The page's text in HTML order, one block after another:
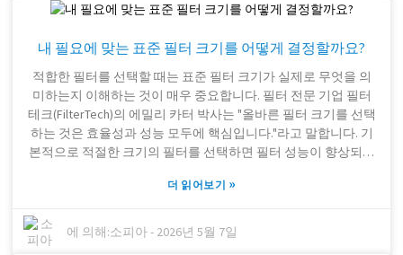
기나 4단계 정수기의 가격은 천차만별이므로, 선택하기 전에 기
직히 말해서, 많은 사람들이 초기 구매 비용에만 집중하고 장기
돈을 절약해 줄지 모르지만, 장기적으로는 유지 보수 및 부품 교
체 비용으로 더 많은 돈을 쓰게 될 수 있습니다. 싱크대 정수기를
고를 때는 단순히 가격이 저렴한 제품을 찾는 것이 아니라, 건강
과 마음의 평화를 위해 투자하는 것입니다. 시간을 조금 더 들여
꼼꼼히 생각해보면 성급하게 결정하기보다는 더 현명하고 정보
에 입각한 선택을 할 수 있습니다.
내 필요에 맞는 표준 필터 크기를 어떻게 결정할까요?
적합한 필터를 선택할 때는 표준 필터 크기가 실제로 무엇을 의
미하는지 이해하는 것이 매우 중요합니다. 필터 전문 기업 필터
테크(FilterTech)의 에밀리 카터 박사는 "올바른 필터 크기를 선택
하는 것은 효율성과 성능 모두에 핵심입니다."라고 말합니다. 기
본적으로 적절한 크기의 필터를 선택하면 필터 성능이 향상되고
가 다릅니다. 자동차, HVAC 시스템, 중공업 설비 등 각 분야마다
터를 선택하여 발생하는 비효율성이나 장기적인 비용 증가 문제
를 예방할 수 있습니다. 맞지 않는 필터를 사용하면 누출이 발생
더 읽어보기 »
에 의해:소피아- 2026년 5월 7일